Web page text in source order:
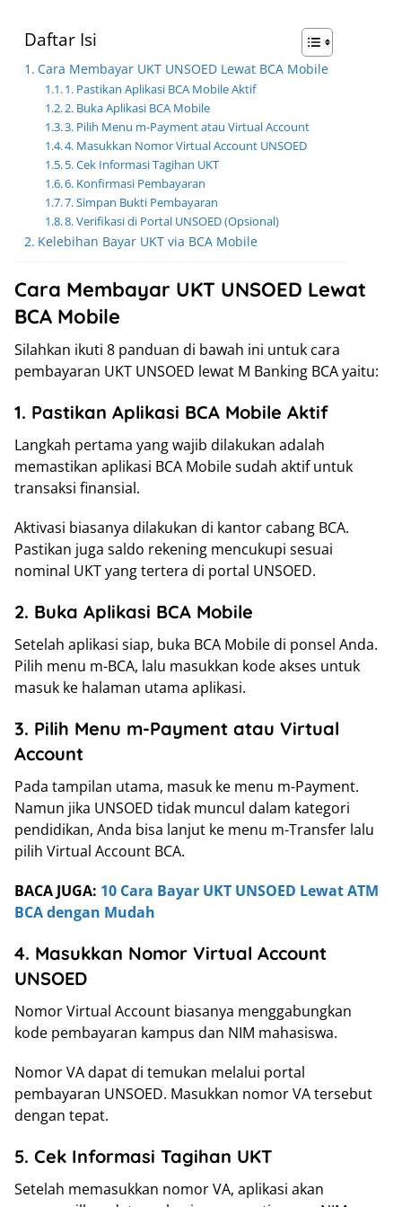
Daftar Isi
Cara Membayar UKT UNSOED Lewat BCA Mobile
1. Pastikan Aplikasi BCA Mobile Aktif
2. Buka Aplikasi BCA Mobile
3. Pilih Menu m-Payment atau Virtual Account
4. Masukkan Nomor Virtual Account UNSOED
5. Cek Informasi Tagihan UKT
6. Konfirmasi Pembayaran
7. Simpan Bukti Pembayaran
8. Verifikasi di Portal UNSOED (Opsional)
Kelebihan Bayar UKT via BCA Mobile
Cara Membayar UKT UNSOED Lewat
BCA Mobile
Silahkan ikuti 8 panduan di bawah ini untuk cara
pembayaran UKT UNSOED lewat M Banking BCA yaitu:
1. Pastikan Aplikasi BCA Mobile Aktif
Langkah pertama yang wajib dilakukan adalah
memastikan aplikasi BCA Mobile sudah aktif untuk
transaksi finansial.
Aktivasi biasanya dilakukan di kantor cabang BCA.
Pastikan juga saldo rekening mencukupi sesuai
nominal UKT yang tertera di portal UNSOED.
2. Buka Aplikasi BCA Mobile
Setelah aplikasi siap, buka BCA Mobile di ponsel Anda.
Pilih menu m-BCA, lalu masukkan kode akses untuk
masuk ke halaman utama aplikasi.
3. Pilih Menu m-Payment atau Virtual
Account
Pada tampilan utama, masuk ke menu m-Payment.
Namun jika UNSOED tidak muncul dalam kategori
pendidikan, Anda bisa lanjut ke menu m-Transfer lalu
pilih Virtual Account BCA.
BACA JUGA: 10 Cara Bayar UKT UNSOED Lewat ATM
BCA dengan Mudah
4. Masukkan Nomor Virtual Account
UNSOED
Nomor Virtual Account biasanya menggabungkan
kode pembayaran kampus dan NIM mahasiswa.
Nomor VA dapat di temukan melalui portal
pembayaran UNSOED. Masukkan nomor VA tersebut
dengan tepat.
5. Cek Informasi Tagihan UKT
Setelah memasukkan nomor VA, aplikasi akan